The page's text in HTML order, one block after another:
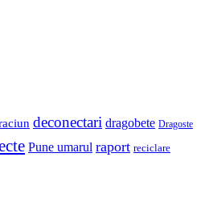
deconectari dragobete Dragoste
Pune umarul raport reciclare